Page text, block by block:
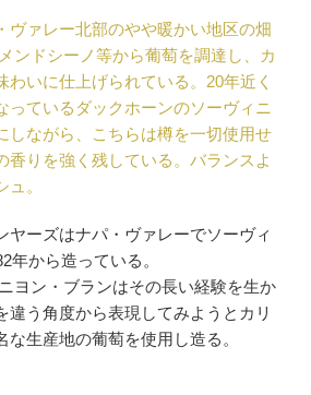
ヴァレー北部のやや暖かい地区の畑
ンドシーノ等から葡萄を調達し、カ
わいに仕上げられている。20年近く
っているダックホーンのソーヴィニ
しながら、こちらは樽を一切使用せ
香りを強く残している。バランスよ
。
ヤーズはナパ・ヴァレーでソーヴィ
年から造っている。
ヨン・ブランはその長い経験を生か
違う角度から表現してみようとカリ
な生産地の葡萄を使用し造る。